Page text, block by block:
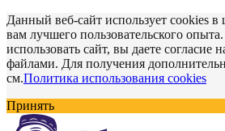
Данный веб-сайт использует cookies в
вам лучшего пользовательского
использовать сайт, вы даете согласие
файлами. Для получения
см.Политика использования cookies
Принять